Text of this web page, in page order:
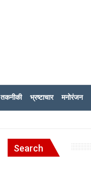
तकनीकी भ्रष्टाचार मनोरंजन
Search